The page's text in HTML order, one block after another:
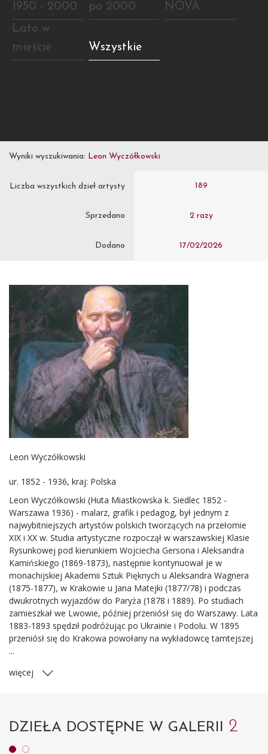
1950 - 2000
po 2000
NOVA
Lato w
mieście
Wszystkie
Wyniki wyszukiwania: Leon Wyczółkowski
Liczba wszystkich dzieł artysty 189
Sprzedano 2 razy
Dodano 17/02/2026
Leon Wyczółkowski
ur. 1852 - 1936, kraj: Polska
Leon Wyczółkowski (Huta Miastkowska k. Siedlec 1852 -
Warszawa 1936) - malarz, grafik i pedagog, był jednym z
najwybitniejszych artystów polskich tworzących na przełomie
XIX i XX w. Studia artystyczne rozpoczął w warszawskiej Klasie
Rysunkowej pod kierunkiem Wojciecha Gersona i Aleksandra
Kamińskiego (1869-1873), następnie kontynuował je w
monachijskiej Akademii Sztuk Pięknych u Aleksandra Wagnera
(1875-1877), w Krakowie u Jana Matejki (1877/78) i podczas
dwukrotnych wyjazdów do Paryża (1878 i 1889). Po studiach
zamieszkał we Lwowie, później przeniósł się do Warszawy. Lata
1883-1893 spędził podróżując po Ukrainie i Podolu. W 1895
przeniósł się do Krakowa powołany na wykładowcę tamtejszej
...
więcej
DZIEŁA DOSTĘPNE W GALERII 2